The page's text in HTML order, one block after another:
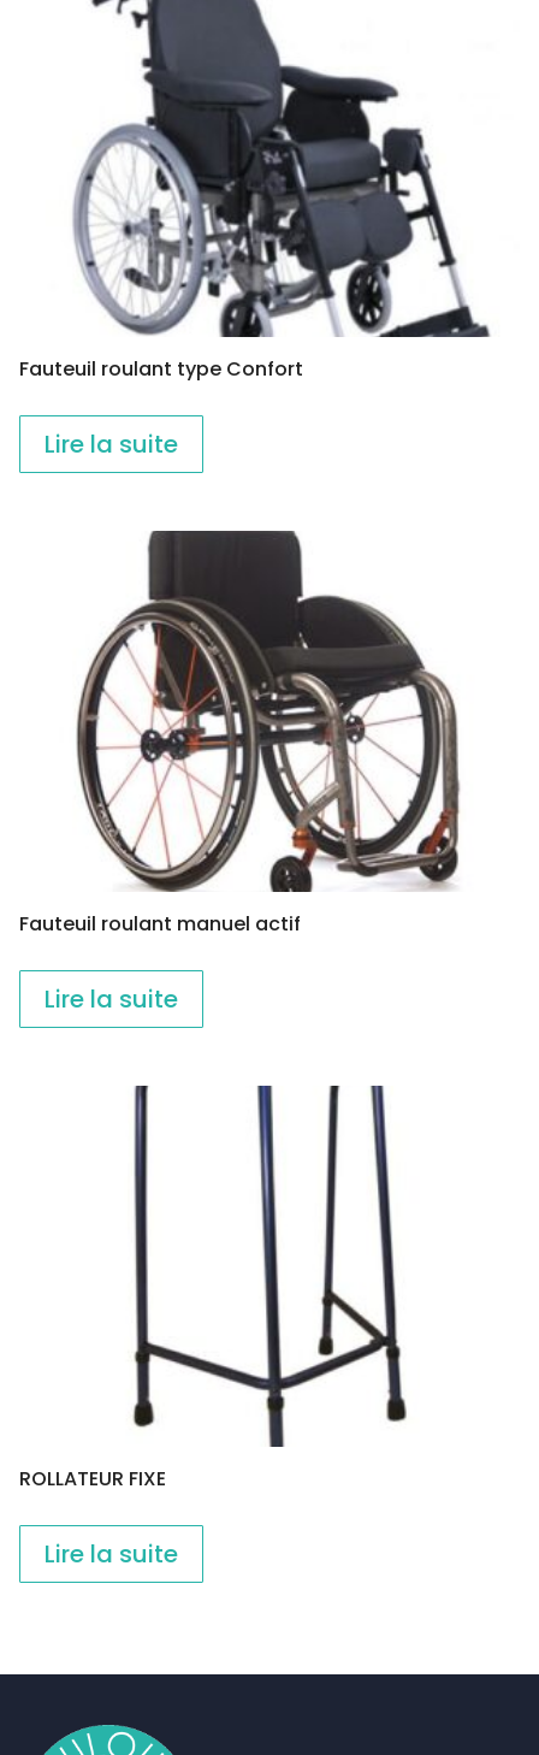
Fauteuil roulant type Confort
Lire la suite
Fauteuil roulant manuel actif
Lire la suite
ROLLATEUR FIXE
Lire la suite